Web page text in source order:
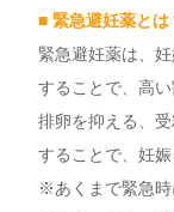
■ 緊急避妊薬とは
緊急避妊薬は、
することで、高
排卵を抑える、
することで、妊
※あくまで緊急時